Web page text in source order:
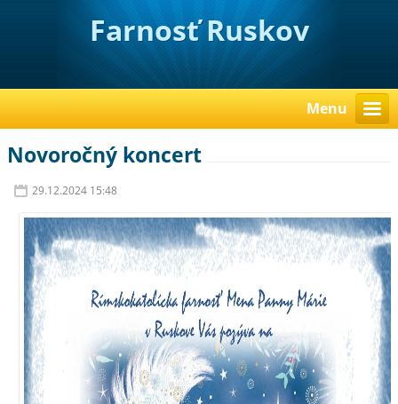
Farnosť Ruskov
Menu
Novoročný koncert
29.12.2024 15:48